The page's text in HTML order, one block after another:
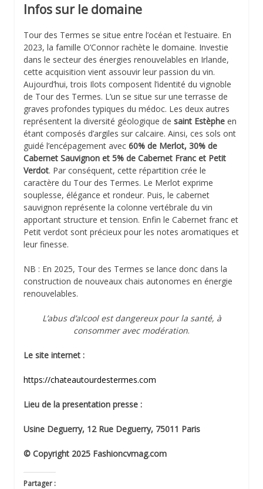
Infos sur le domaine
Tour des Termes se situe entre l’océan et l’estuaire. En
2023, la famille O’Connor rachète le domaine. Investie
dans le secteur des énergies renouvelables en Irlande,
cette acquisition vient assouvir leur passion du vin.
Aujourd’hui, trois Ilots composent l’identité du vignoble
de Tour des Termes. L’un se situe sur une terrasse de
graves profondes typiques du médoc. Les deux autres
représentent la diversité géologique de saint Estèphe en
étant composés d’argiles sur calcaire. Ainsi, ces sols ont
guidé l’encépagement avec 60% de Merlot, 30% de
Cabernet Sauvignon et 5% de Cabernet Franc et Petit
Verdot. Par conséquent, cette répartition crée le
caractère du Tour des Termes. Le Merlot exprime
souplesse, élégance et rondeur. Puis, le cabernet
sauvignon représente la colonne vertébrale du vin
apportant structure et tension. Enfin le Cabernet franc et
Petit verdot sont précieux pour les notes aromatiques et
leur finesse.
NB : En 2025, Tour des Termes se lance donc dans la
construction de nouveaux chais autonomes en énergie
renouvelables.
L’abus d’alcool est dangereux pour la santé, à
consommer avec modération.
Le site internet :
https://chateautourdestermes.com
Lieu de la presentation presse :
Usine Deguerry, 12 Rue Deguerry, 75011 Paris
© Copyright 2025 Fashioncvmag.com
Partager :